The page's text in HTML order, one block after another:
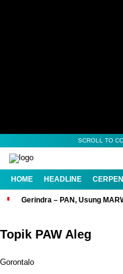
SCROLL TO
HOME HEADLINE CERPEN
Gerindra – PAN, Usung
Topik PAW Aleg
Gorontalo